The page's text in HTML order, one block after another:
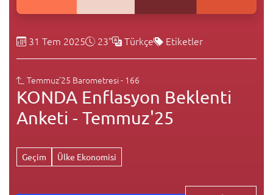
31 Tem 2025 23" Türkçe Etiketler
Temmuz'25 Barometresi - 166
KONDA Enflasyon Beklenti
Anketi - Temmuz'25
Geçim Ülke Ekonomisi